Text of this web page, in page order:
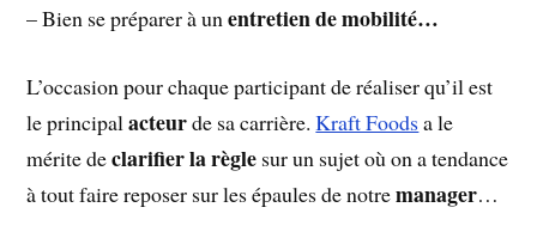
– Bien se préparer à unentretien de mobilité…
L’occasion pour chaque participant de réaliser qu’il est
le principalacteurde sa carrière.Kraft Foods a le
mérite declarifier la règle sur un sujet où on a tendance
à tout faire reposer sur les épaules de notremanager…